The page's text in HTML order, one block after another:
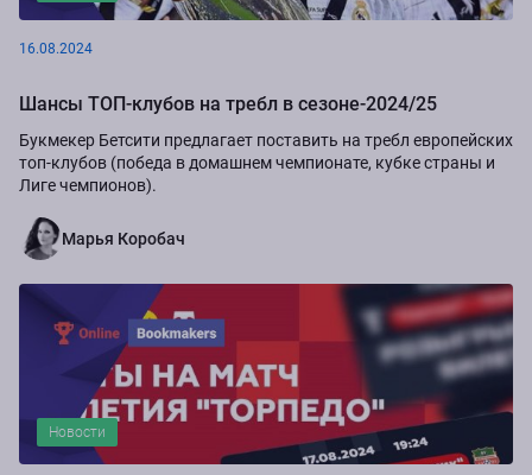
16.08.2024
Шансы ТОП-клубов на требл в сезоне-2024/25
Букмекер Бетсити предлагает поставить на требл европейских
топ-клубов (победа в домашнем чемпионате, кубке страны и
Лиге чемпионов).
Марья Коробач
Новости